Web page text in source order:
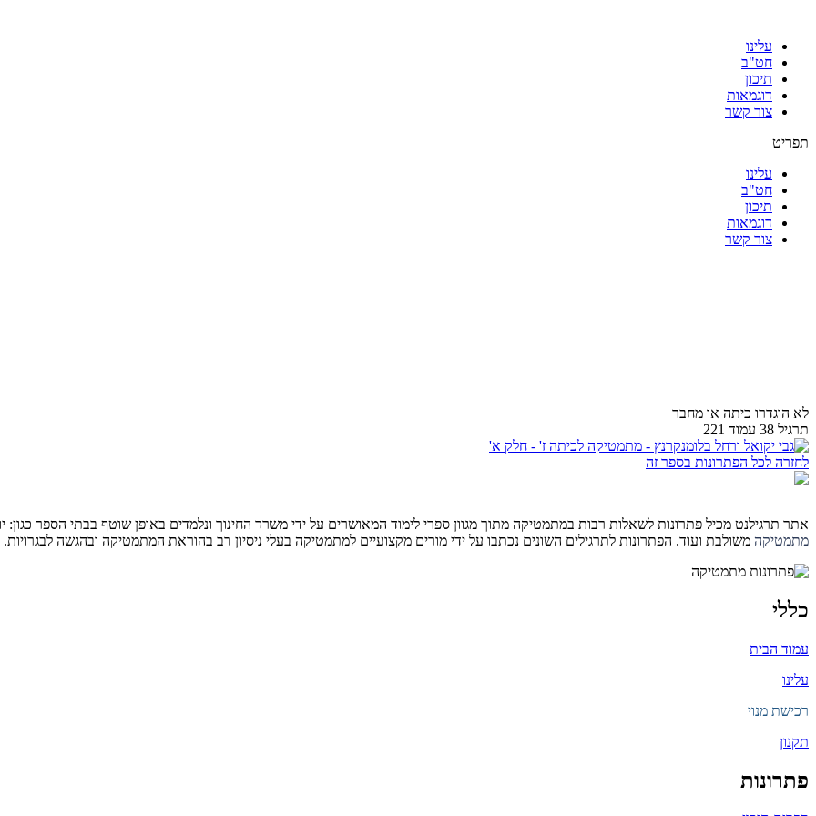
עלינו
חט"ב
תיכון
דוגמאות
צור קשר
תפריט
עלינו
חט"ב
תיכון
דוגמאות
צור קשר
לא הוגדרו כיתה או מחבר
תרגיל 38 עמוד 221
לחזרה לכל הפתרונות בספר זה
אתר תרגילנט מכיל פתרונות לשאלות רבות במתמטיקה מתוך מגוון ספרי לימוד המאושרים על ידי משרד החינוך ונלמדים באופן שוטף בבתי הספר כגון:
מתמטיקה משולבת ועוד. הפתרונות לתרגילים השונים נכתבו על ידי מורים מקצועיים למתמטיקה בעלי ניסיון רב בהוראת המתמטיקה ובהגשה
כללי
עמוד הבית
עלינו
רכישת מנוי
תקנון
פתרונות